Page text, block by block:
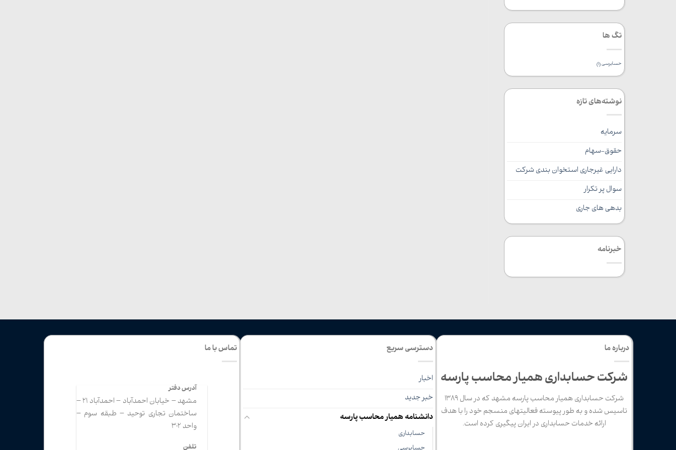
تگ ها
حسابرسی(1)
نوشته‌های تازه
سرمایه
حقوق-سهام
دارایی غیرجاری استخوان بندی شرکت
سوال پر تکرار
بدهی های جاری
خبرنامه
درباره ما
شرکت حسابداری همیار محاسب پارسه
شرکت حسابداری همیار محاسب پارسه مشهد که در سال 1389
تاسیس شده و به طور پیوسته فعالیتهای منسجم خود را با هدف
ارائه خدمات حسابداری در ایران پیگیری کرده است.
دسترسی سریع
اخبار
خبر جدید
دانشنامه همیار محاسب پارسه
حسابداری
تماس با ما
آدرس دفتر
مشهد – خیابان احمدآباد – احمدآباد 21 –
ساختمان تجاری توحید – طبقه سوم –
واحد 302
تلفن